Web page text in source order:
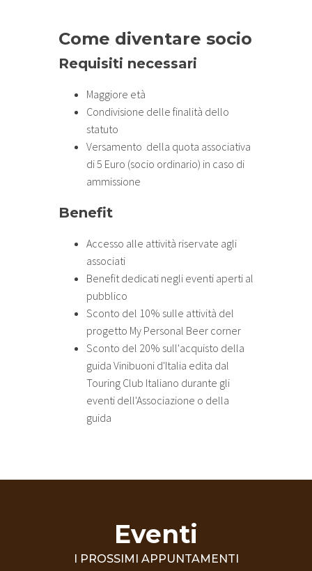
Come diventare socio
Requisiti necessari
Maggiore età
Condivisione delle finalità dello
statuto
Versamento della quota associativa
di 5 Euro (socio ordinario) in caso di
ammissione
Benefit
Accesso alle attività riservate agli
associati
Benefit dedicati negli eventi aperti al
pubblico
Sconto del 10% sulle attività del
progetto My Personal Beer corner
Sconto del 20% sull'acquisto della
guida Vinibuoni d'Italia edita dal
Touring Club Italiano durante gli
eventi dell'Associazione o della
guida
Eventi
I PROSSIMI APPUNTAMENTI